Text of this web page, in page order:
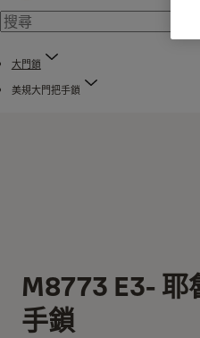
大門鎖
美規大門把手鎖
M8773 E3- 耶
手鎖